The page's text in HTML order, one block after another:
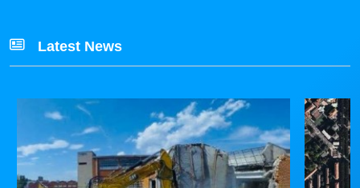
Latest News